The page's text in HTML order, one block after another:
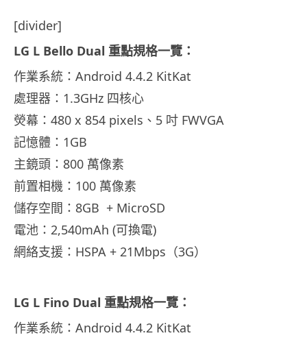
[divider]
LG L Bello Dual 重點規格一覽：
作業系統：Android 4.4.2 KitKat
處理器：1.3GHz 四核心
熒幕：480 x 854 pixels、5 吋 FWVGA
記憶體：1GB
主鏡頭：800 萬像素
前置相機：100 萬像素
儲存空間：8GB + MicroSD
電池：2,540mAh (可換電)
網絡支援：HSPA + 21Mbps（3G）
LG L Fino Dual 重點規格一覽：
作業系統：Android 4.4.2 KitKat